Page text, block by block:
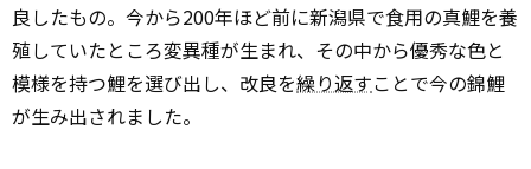
良したもの。今から200年ほど前に新潟県で食用の真鯉を養
殖していたところ変異種が生まれ、その中から優秀な色と
模様を持つ鯉を選び出し、改良を繰り返すことで今の錦鯉
が生み出されました。